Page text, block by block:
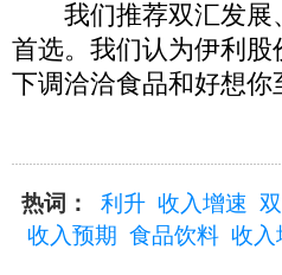
我们推荐双汇发展
首选。我们认为伊利股
下调洽洽食品和好想你
热词： 利升 收入增速
收入预期 食品饮料 收入